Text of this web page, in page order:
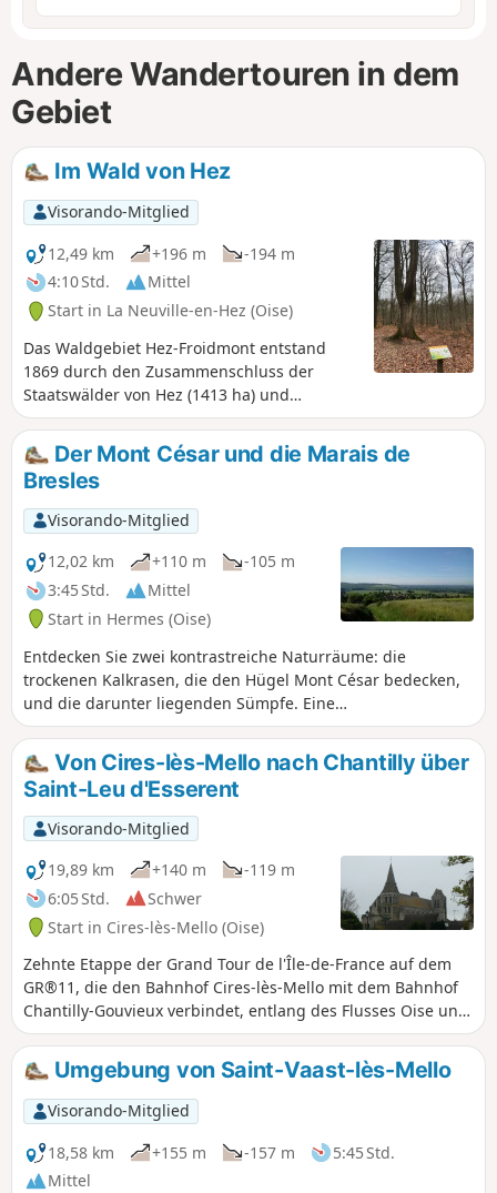
Andere Wandertouren in dem
Gebiet
Im Wald von Hez
Visorando-Mitglied
12,49 km
+196 m
-194 m
4:10 Std.
Mittel
Start in La Neuville-en-Hez (Oise)
Das Waldgebiet Hez-Froidmont entstand
1869 durch den Zusammenschluss der
Staatswälder von Hez (1413 ha) und
Froidmont (259 ha), zu denen die ehemals
kirchlichen Reservate Saint-Lucien, Saint-
Thibault und La Verrière hinzukamen. Mit
einer Fläche von 2796 ha in einem Stück (mit
Ausnahme des 100 m vom Waldgebiet
entfernten Tals Belle Fille, das einen kleinen
Kanton von 10 ha darstellt) erstreckt es sich
über 9 km von Ost nach West und über 6 km
von Nord nach Süd.
Der Mont César und die Marais de
Bresles
Visorando-Mitglied
12,02 km
+110 m
-105 m
3:45 Std.
Mittel
Start in Hermes (Oise)
Entdecken Sie zwei kontrastreiche Naturräume: die
trockenen Kalkrasen, die den Hügel Mont César bedecken,
und die darunter liegenden Sümpfe. Eine
abwechslungsreiche Strecke durch den Wald, zwischen
Pappelhainen und Feldern.
Von Cires-lès-Mello nach Chantilly über
Saint-Leu d'Esserent
Visorando-Mitglied
19,89 km
+140 m
-119 m
6:05 Std.
Schwer
Start in Cires-lès-Mello (Oise)
Zehnte Etappe der Grand Tour de l'Île-de-France auf dem
GR®11, die den Bahnhof Cires-lès-Mello mit dem Bahnhof
Chantilly-Gouvieux verbindet, entlang des Flusses Oise und
zweier seiner Nebenflüsse, dem Thérain und dem Nonette.
Das architektonische Erbe ist hier bemerkenswert, zwischen
der Abteikirche Saint-Leu d'Esserent und natürlich der Stadt
und dem Anwesen von Chantilly.
Umgebung von Saint-Vaast-lès-Mello
Visorando-Mitglied
18,58 km
+155 m -157 m
5:45 Std.
Mittel